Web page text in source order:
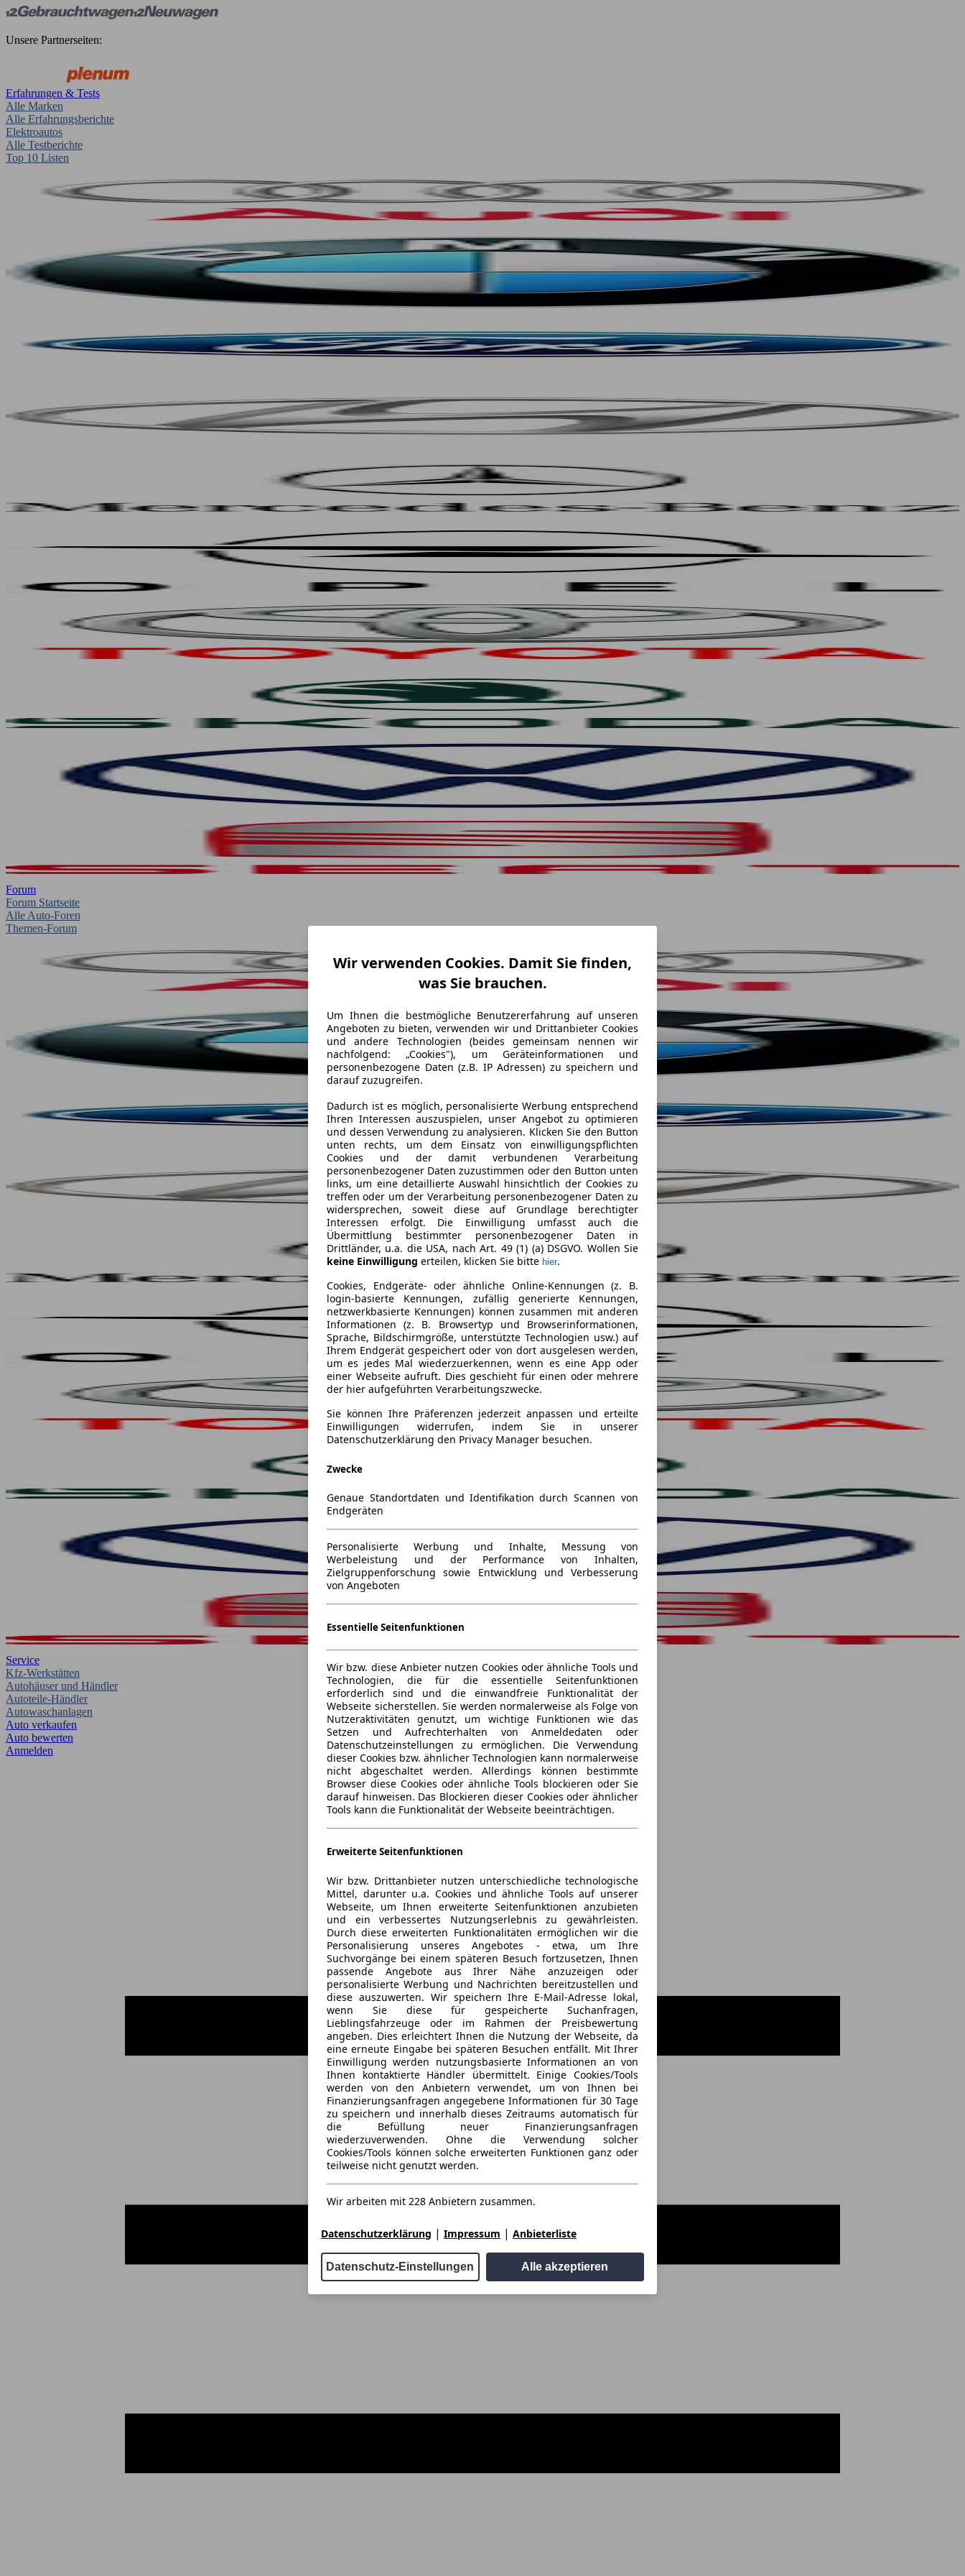
Unsere Partnerseiten:
Erfahrungen & Tests
Alle Marken
Alle Erfahrungsberichte
Elektroautos
Alle Testberichte
Top 10 Listen
Forum
Forum Startseite
Alle Auto-Foren
Themen-Forum
Service
Kfz-Werkstätten
Autohäuser und Händler
Autoteile-Händler
Autowaschanlagen
Auto verkaufen
Auto bewerten
Anmelden
Wir verwenden Cookies. Damit Sie finden,
was Sie brauchen.
Um Ihnen die bestmögliche Benutzererfahrung auf unseren
Angeboten zu bieten, verwenden wir und Drittanbieter Cookies
und andere Technologien (beides gemeinsam nennen wir
nachfolgend: „Cookies"), um Geräteinformationen und
personenbezogene Daten (z.B. IP Adressen) zu speichern und
darauf zuzugreifen.
Dadurch ist es möglich, personalisierte Werbung entsprechend
Ihren Interessen auszuspielen, unser Angebot zu optimieren
und dessen Verwendung zu analysieren. Klicken Sie den Button
unten rechts, um dem Einsatz von einwilligungspflichten
Cookies und der damit verbundenen Verarbeitung
personenbezogener Daten zuzustimmen oder den Button unten
links, um eine detaillierte Auswahl hinsichtlich der Cookies zu
treffen oder um der Verarbeitung personenbezogener Daten zu
widersprechen, soweit diese auf Grundlage berechtigter
Interessen erfolgt. Die Einwilligung umfasst auch die
Übermittlung bestimmter personenbezogener Daten in
Drittländer, u.a. die USA, nach Art. 49 (1) (a) DSGVO. Wollen Sie
keine Einwilligung erteilen, klicken Sie bitte hier.
Cookies, Endgeräte- oder ähnliche Online-Kennungen (z. B.
login-basierte Kennungen, zufällig generierte Kennungen,
netzwerkbasierte Kennungen) können zusammen mit anderen
Informationen (z. B. Browsertyp und Browserinformationen,
Sprache, Bildschirmgröße, unterstützte Technologien usw.) auf
Ihrem Endgerät gespeichert oder von dort ausgelesen werden,
um es jedes Mal wiederzuerkennen, wenn es eine App oder
einer Webseite aufruft. Dies geschieht für einen oder mehrere
der hier aufgeführten Verarbeitungszwecke.
Sie können Ihre Präferenzen jederzeit anpassen und erteilte
Einwilligungen widerrufen, indem Sie in unserer
Datenschutzerklärung den Privacy Manager besuchen.
Zwecke
Genaue Standortdaten und Identifikation durch Scannen von
Endgeräten
Personalisierte Werbung und Inhalte, Messung von
Werbeleistung und der Performance von Inhalten,
Zielgruppenforschung sowie Entwicklung und Verbesserung
von Angeboten
Essentielle Seitenfunktionen
Wir bzw. diese Anbieter nutzen Cookies oder ähnliche Tools und
Technologien, die für die essentielle Seitenfunktionen
erforderlich sind und die einwandfreie Funktionalität der
Webseite sicherstellen. Sie werden normalerweise als Folge von
Nutzeraktivitäten genutzt, um wichtige Funktionen wie das
Setzen und Aufrechterhalten von Anmeldedaten oder
Datenschutzeinstellungen zu ermöglichen. Die Verwendung
dieser Cookies bzw. ähnlicher Technologien kann normalerweise
nicht abgeschaltet werden. Allerdings können bestimmte
Browser diese Cookies oder ähnliche Tools blockieren oder Sie
darauf hinweisen. Das Blockieren dieser Cookies oder ähnlicher
Tools kann die Funktionalität der Webseite beeinträchtigen.
Erweiterte Seitenfunktionen
Wir bzw. Drittanbieter nutzen unterschiedliche technologische
Mittel, darunter u.a. Cookies und ähnliche Tools auf unserer
Webseite, um Ihnen erweiterte Seitenfunktionen anzubieten
und ein verbessertes Nutzungserlebnis zu gewährleisten.
Durch diese erweiterten Funktionalitäten ermöglichen wir die
Personalisierung unseres Angebotes - etwa, um Ihre
Suchvorgänge bei einem späteren Besuch fortzusetzen, Ihnen
passende Angebote aus Ihrer Nähe anzuzeigen oder
personalisierte Werbung und Nachrichten bereitzustellen und
diese auszuwerten. Wir speichern Ihre E-Mail-Adresse lokal,
wenn Sie diese für gespeicherte Suchanfragen,
Lieblingsfahrzeuge oder im Rahmen der Preisbewertung
angeben. Dies erleichtert Ihnen die Nutzung der Webseite, da
eine erneute Eingabe bei späteren Besuchen entfällt. Mit Ihrer
Einwilligung werden nutzungsbasierte Informationen an von
Ihnen kontaktierte Händler übermittelt. Einige Cookies/Tools
werden von den Anbietern verwendet, um von Ihnen bei
Finanzierungsanfragen angegebene Informationen für 30 Tage
zu speichern und innerhalb dieses Zeitraums automatisch für
die Befüllung neuer Finanzierungsanfragen
wiederzuverwenden. Ohne die Verwendung solcher
Cookies/Tools können solche erweiterten Funktionen ganz oder
teilweise nicht genutzt werden.
Wir arbeiten mit 228 Anbietern zusammen.
Datenschutzerklärung | Impressum | Anbieterliste
Datenschutz-Einstellungen Alle akzeptieren